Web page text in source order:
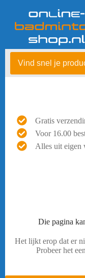
Gratis
Voor 16.00
Alles uit eigen
Die pagina
Het lijkt erop dat er
Probeer het